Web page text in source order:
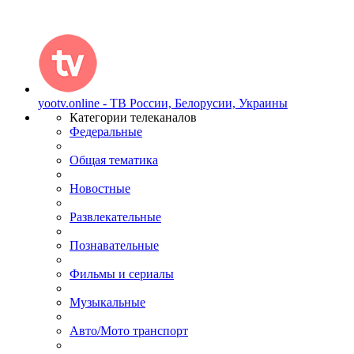
yootv.online - ТВ России, Белорусии, Украины
Категории телеканалов
Федеральные
Общая тематика
Новостные
Развлекательные
Познавательные
Фильмы и сериалы
Музыкальные
Авто/Мото транспорт